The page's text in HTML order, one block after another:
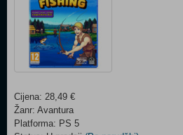
Cijena: 28,49 €
Žanr: Avantura
Platforma: PS 5